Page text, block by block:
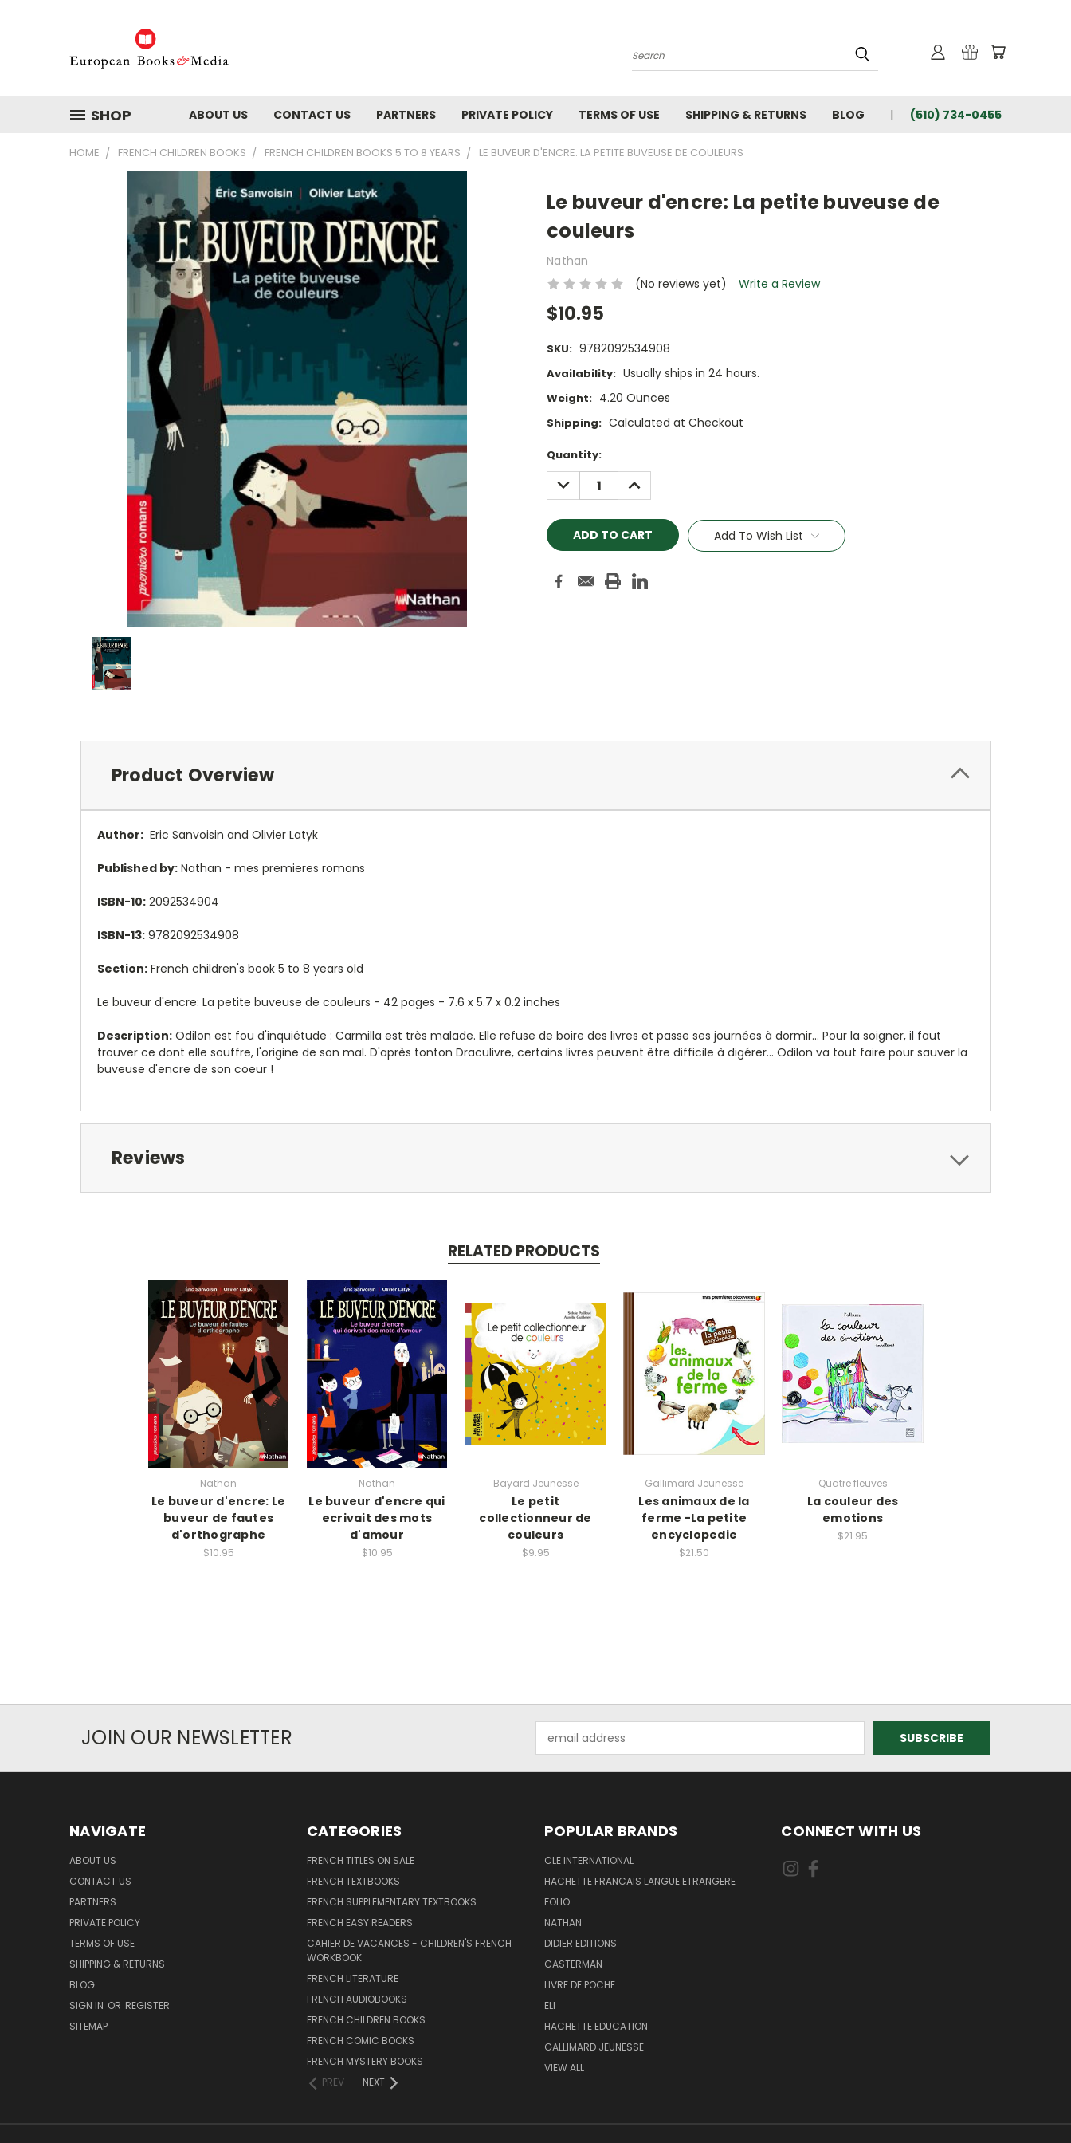
Search
SHOP ABOUT US CONTACT US PARTNERS PRIVATE POLICY TERMS OF USE SHIPPING & RETURNS BLOG (510) 734-0455
HOME FRENCH CHILDREN BOOKS FRENCH CHILDREN BOOKS 5 TO 8 YEARS LE BUVEUR D'ENCRE: LA PETITE BUVEUSE DE COULEURS
Le buveur d'encre: La petite buveuse de
couleurs
Nathan
(No reviews yet)
Write a Review
$10.95
SKU: 9782092534908
Availability: Usually ships in 24 hours.
Weight: 4.20 Ounces
Shipping: Calculated at Checkout
Current
Stock:
Quantity:
DECREASE
QUANTITY:
INCREASE
QUANTITY:
Add To Wish List
Product Overview
Author: Eric Sanvoisin and Olivier Latyk
Published by: Nathan - mes premieres romans
ISBN-10: 2092534904
ISBN-13: 9782092534908
Section: French children's book 5 to 8 years old
Le buveur d'encre: La petite buveuse de couleurs - 42 pages - 7.6 x 5.7 x 0.2 inches
Description: Odilon est fou d'inquiétude : Carmilla est très malade. Elle refuse de boire des livres et passe ses journées à dormir... Pour la soigner, il faut
trouver ce dont elle souffre, l'origine de son mal. D'après tonton Draculivre, certains livres peuvent être difficile à digérer... Odilon va tout faire pour sauver la
buveuse d'encre de son coeur !
Reviews
RELATED PRODUCTS
Nathan
Le buveur d'encre: Le
buveur de fautes
d'orthographe
$10.95
Nathan
Le buveur d'encre qui
ecrivait des mots
d'amour
$10.95
Bayard Jeunesse
Le petit
collectionneur de
couleurs
$9.95
Gallimard Jeunesse
Les animaux de la
ferme -La petite
encyclopedie
$21.50
Quatre fleuves
La couleur des
emotions
$21.95
JOIN OUR NEWSLETTER
Address
NAVIGATE
ABOUT US
CONTACT US
PARTNERS
PRIVATE POLICY
TERMS OF USE
SHIPPING & RETURNS
BLOG
SIGN IN OR REGISTER
SITEMAP
CATEGORIES
FRENCH TITLES ON SALE
FRENCH TEXTBOOKS
FRENCH SUPPLEMENTARY TEXTBOOKS
FRENCH EASY READERS
CAHIER DE VACANCES - CHILDREN'S FRENCH
WORKBOOK
FRENCH LITERATURE
FRENCH AUDIOBOOKS
FRENCH CHILDREN BOOKS
FRENCH COMIC BOOKS
FRENCH MYSTERY BOOKS
PREV
NEXT
POPULAR BRANDS
CLE INTERNATIONAL
HACHETTE FRANCAIS LANGUE ETRANGERE
FOLIO
NATHAN
DIDIER EDITIONS
CASTERMAN
LIVRE DE POCHE
ELI
HACHETTE EDUCATION
GALLIMARD JEUNESSE
VIEW ALL
CONNECT WITH US